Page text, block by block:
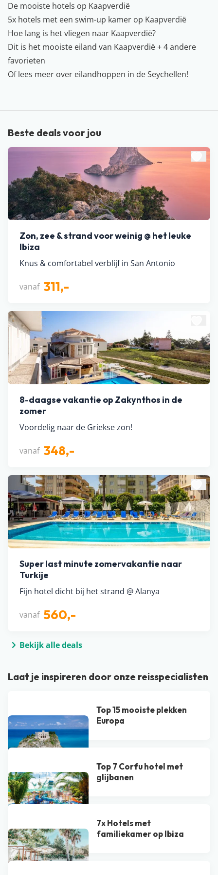
De mooiste hotels op Kaapverdië
5x hotels met een swim-up kamer op Kaapverdië
Hoe lang is het vliegen naar Kaapverdië?
Dit is het mooiste eiland van Kaapverdië + 4 andere
favorieten
Of lees meer over eilandhoppen in de Seychellen!
Beste deals voor jou
Zon, zee & strand voor weinig @ het leuke
Ibiza
Knus & comfortabel verblijf in San Antonio
vanaf 311,-
8-daagse vakantie op Zakynthos in de
zomer
Voordelig naar de Griekse zon!
vanaf 348,-
Super last minute zomervakantie naar
Turkije
Fijn hotel dicht bij het strand @ Alanya
vanaf 560,-
Bekijk alle deals
Laat je inspireren door onze reisspecialisten
Top 15 mooiste plekken
Europa
Top 7 Corfu hotel met
glijbanen
7x Hotels met
familiekamer op Ibiza